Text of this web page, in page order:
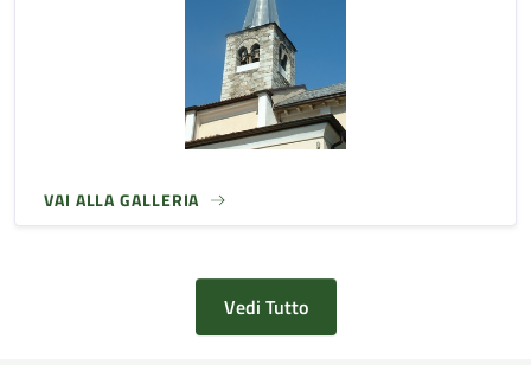
VAI ALLA GALLERIA
Vedi Tutto